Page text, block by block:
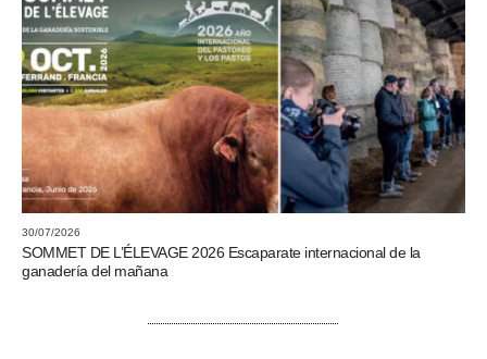
30/07/2026
SOMMET DE L’ÉLEVAGE 2026 Escaparate internacional de la
ganadería del mañana